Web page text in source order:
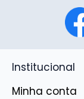
Institucional
Minha conta